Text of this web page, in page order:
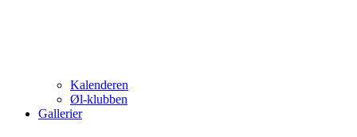
Kalenderen
Øl-klubben
Gallerier